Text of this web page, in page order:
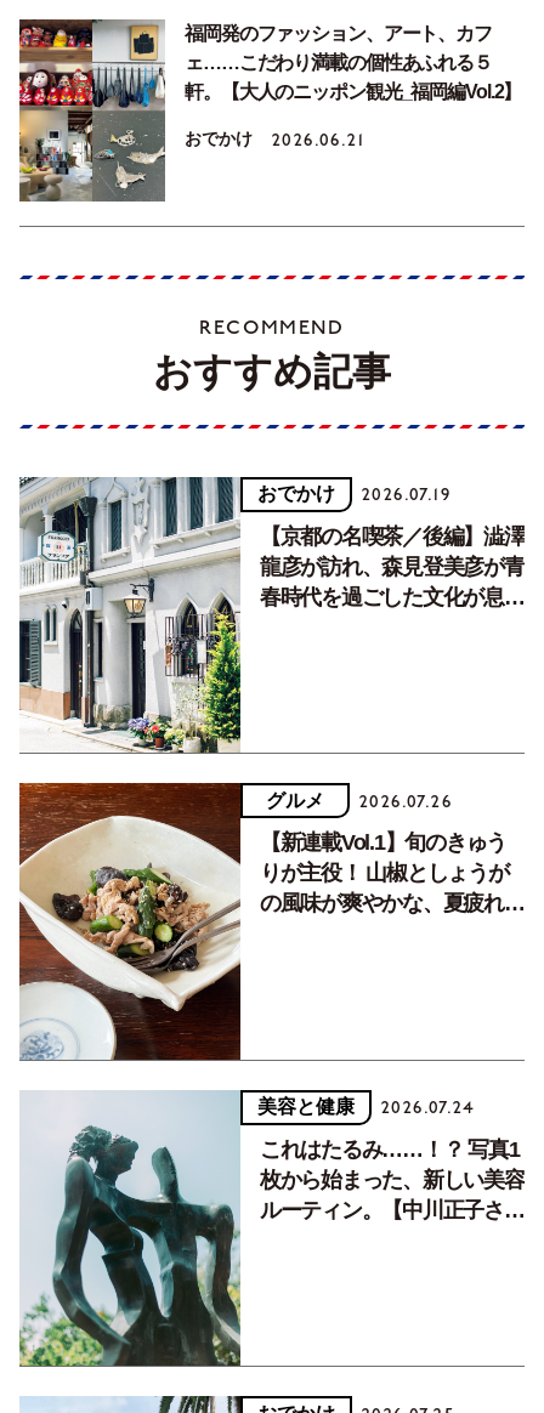
福岡発のファッション、アート、カフ
ェ……こだわり満載の個性あふれる５
軒。【大人のニッポン観光_福岡編Vol.2】
おでかけ 2026.06.21
RECOMMEND
おすすめ記事
おでかけ 2026.07.19
【京都の名喫茶／後編】澁澤
龍彦が訪れ、森見登美彦が青
春時代を過ごした文化が息づ
グルメ 2026.07.26
【新連載Vol.1】旬のきゅう
りが主役！ 山椒としょうが
の風味が爽やかな、夏疲れを
美容と健康 2026.07.24
これはたるみ……！？ 写真1
枚から始まった、新しい美容
ルーティン。【中川正子さん